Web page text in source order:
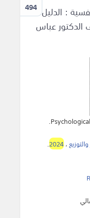
494 : الدليل
الدكتور عباس
،2024
.